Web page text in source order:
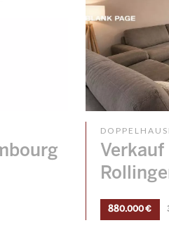
880.000 €